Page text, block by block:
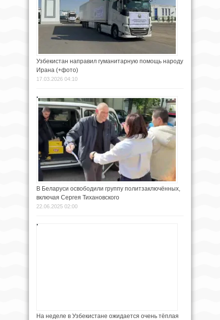
Узбекистан направил гуманитарную помощь народу
Ирана (+фото)
17.03.2026 04:10
В Беларуси освободили группу политзаключённых,
включая Сергея Тихановского
22.06.2025 02:00
На неделе в Узбекистане ожидается очень тёплая